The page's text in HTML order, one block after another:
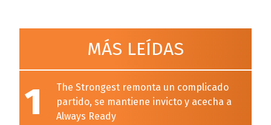
MÁS LEÍDAS
1
The Strongest remonta un complicado
partido, se mantiene invicto y acecha a
Always Ready